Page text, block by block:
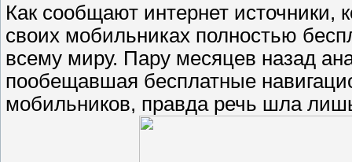
Как сообщают интернет источники,
своих мобильниках полностью
всему миру. Пару месяцев назад
пообещавшая бесплатные
мобильников, правда речь шла